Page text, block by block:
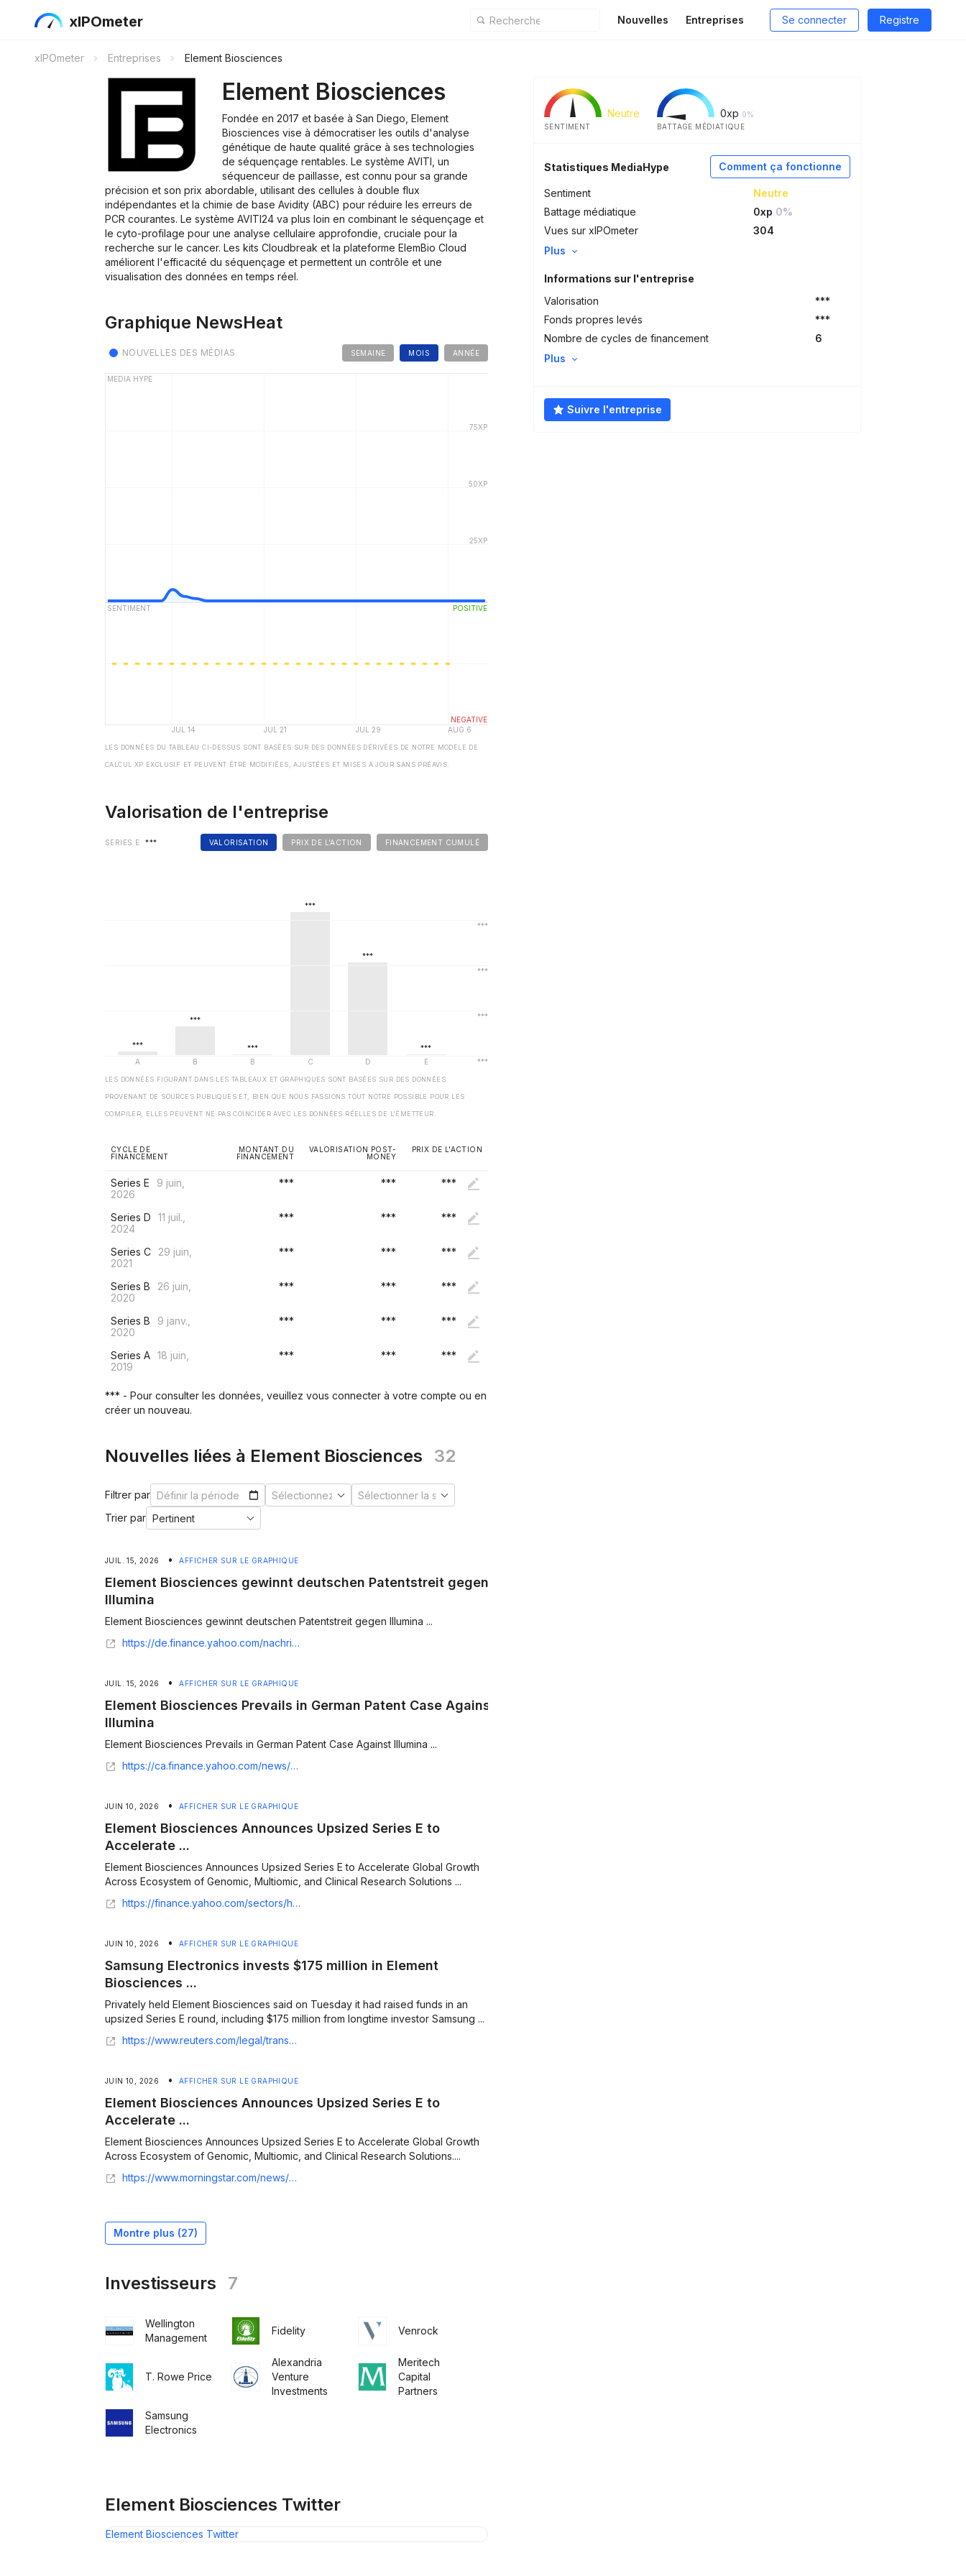
xIPOmeter Nouvelles Entreprises Se connecter Registre
xIPOmeter Entreprises Element Biosciences
Element Biosciences
Fondée en 2017 et basée à San Diego, Element
Biosciences vise à démocratiser les outils d'analyse
génétique de haute qualité grâce à ses technologies
de séquençage rentables. Le système AVITI, un
séquenceur de paillasse, est connu pour sa grande
précision et son prix abordable, utilisant des cellules à double flux
indépendantes et la chimie de base Avidity (ABC) pour réduire les erreurs de
PCR courantes. Le système AVITI24 va plus loin en combinant le séquençage et
le cyto-profilage pour une analyse cellulaire approfondie, cruciale pour la
recherche sur le cancer. Les kits Cloudbreak et la plateforme ElemBio Cloud
améliorent l'efficacité du séquençage et permettent un contrôle et une
visualisation des données en temps réel.
Neutre
SENTIMENT
0xp 0%
BATTAGE MÉDIATIQUE
Comment ça fonctionne
Statistiques MediaHype
Sentiment
Neutre
Battage médiatique
0xp 0%
Vues sur xIPOmeter
304
Plus
Informations sur l'entreprise
Valorisation
***
Fonds propres levés
***
Nombre de cycles de financement
6
Plus
Suivre l'entreprise
Graphique NewsHeat
SEMAINE MOIS ANNÉE
NOUVELLES DES MÉDIAS
LES DONNÉES DU TABLEAU CI-DESSUS SONT BASÉES SUR DES DONNÉES DÉRIVÉES DE NOTRE MODÈLE DE
CALCUL XP EXCLUSIF ET PEUVENT ÊTRE MODIFIÉES, AJUSTÉES ET MISES À JOUR SANS PRÉAVIS.
Valorisation de l'entreprise
VALORISATION PRIX DE L'ACTION FINANCEMENT CUMULÉ
SERIES E ***
LES DONNÉES FIGURANT DANS LES TABLEAUX ET GRAPHIQUES SONT BASÉES SUR DES DONNÉES
PROVENANT DE SOURCES PUBLIQUES ET, BIEN QUE NOUS FASSIONS TOUT NOTRE POSSIBLE POUR LES
COMPILER, ELLES PEUVENT NE PAS COÏNCIDER AVEC LES DONNÉES RÉELLES DE L'ÉMETTEUR.
CYCLE DE
FINANCEMENT
MONTANT DU
FINANCEMENT
VALORISATION POST-
MONEY
PRIX DE L'ACTION
Series E
9 juin,
2026
*** *** ***
Series D
11 juil.,
2024
*** *** ***
Series C
29 juin,
2021
*** *** ***
Series B
26 juin,
2020
*** *** ***
Series B
9 janv.,
2020
*** *** ***
Series A 18 juin,
2019
*** *** ***
*** - Pour consulter les données, veuillez vous connecter à votre compte ou en
créer un nouveau.
Nouvelles liées à Element Biosciences 32
Filtrer par
Trier par
JUIL. 15, 2026 • AFFICHER SUR LE GRAPHIQUE
Element Biosciences gewinnt deutschen Patentstreit gegen
Illumina
Element Biosciences gewinnt deutschen Patentstreit gegen Illumina ...
https://de.finance.yahoo.com/nachrichten/element-biosciences-gewinnt-deutschen-patentstreit-192800977.html
JUIL. 15, 2026 • AFFICHER SUR LE GRAPHIQUE
Element Biosciences Prevails in German Patent Case Against
Illumina
Element Biosciences Prevails in German Patent Case Against Illumina ...
https://ca.finance.yahoo.com/news/element-biosciences-prevails-german-patent-120000561.html
JUIN 10, 2026 • AFFICHER SUR LE GRAPHIQUE
Element Biosciences Announces Upsized Series E to
Accelerate ...
Element Biosciences Announces Upsized Series E to Accelerate Global Growth
Across Ecosystem of Genomic, Multiomic, and Clinical Research Solutions ...
https://finance.yahoo.com/sectors/healthcare/articles/element-biosciences-announces-upsized-series-150000591.html
JUIN 10, 2026 • AFFICHER SUR LE GRAPHIQUE
Samsung Electronics invests $175 million in Element
Biosciences ...
Privately held Element Biosciences said on Tuesday it had raised funds in an
upsized Series ​E round, including $175 million from longtime ‌investor Samsung ...
https://www.reuters.com/legal/transactional/samsung-electronics-invests-175-million-element-biosciences-series-e-funding-2026-06-09/
JUIN 10, 2026 • AFFICHER SUR LE GRAPHIQUE
Element Biosciences Announces Upsized Series E to
Accelerate ...
Element Biosciences Announces Upsized Series E to Accelerate Global Growth
Across Ecosystem of Genomic, Multiomic, and Clinical Research Solutions....
https://www.morningstar.com/news/business-wire/20260609302219/element-biosciences-announces-upsized-series-e-to-accelerate-global-growth-across-ecosystem-of-genomic-multiomic-and-clinical-research-solutions
Montre plus (27)
Investisseurs 7
Wellington
Management
Fidelity Venrock
T. Rowe Price
Alexandria
Venture
Investments
Meritech
Capital
Partners
Samsung
Electronics
Element Biosciences Twitter
Element Biosciences Twitter